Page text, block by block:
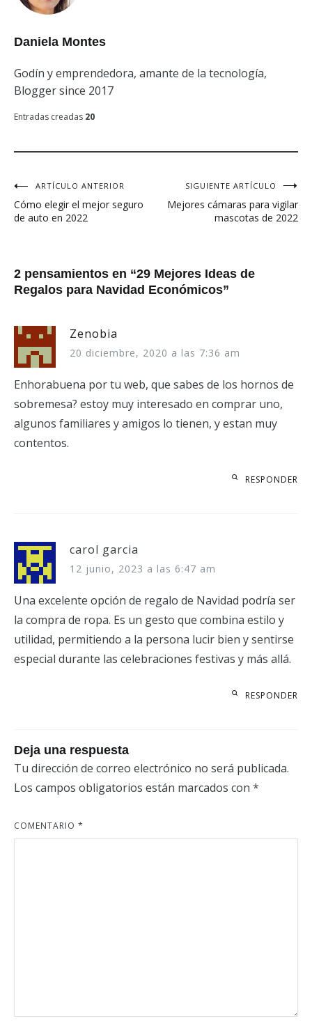
Daniela Montes
Godín y emprendedora, amante de la tecnología,
Blogger since 2017
Entradas creadas 20
Navegación
de
ARTÍCULO ANTERIOR
Cómo elegir el mejor seguro
de auto en 2022
SIGUIENTE ARTÍCULO
Mejores cámaras para vigilar
mascotas de 2022
2 pensamientos en “29 Mejores Ideas de
Regalos para Navidad Económicos”
Zenobia
20 diciembre, 2020 a las 7:36 am
Enhorabuena por tu web, que sabes de los hornos de
sobremesa? estoy muy interesado en comprar uno,
algunos familiares y amigos lo tienen, y estan muy
contentos.
RESPONDER
carol garcia
12 junio, 2023 a las 6:47 am
Una excelente opción de regalo de Navidad podría ser
la compra de ropa. Es un gesto que combina estilo y
utilidad, permitiendo a la persona lucir bien y sentirse
especial durante las celebraciones festivas y más allá.
RESPONDER
Deja una respuesta
Tu dirección de correo electrónico no será publicada.
Los campos obligatorios están marcados con *
COMENTARIO *